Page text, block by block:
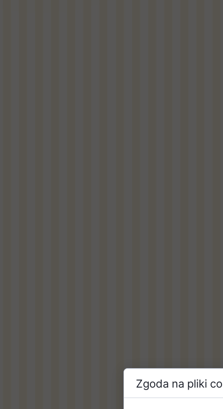
Zgoda na pliki